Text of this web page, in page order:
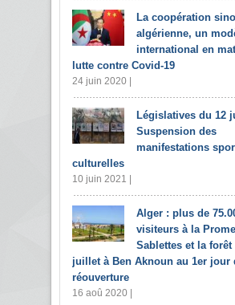
La coopération
algérienne, un
international en
lutte contre Covid-19
24 juin 2020 |
Législatives du 12
Suspension des
manifestations
culturelles
10 juin 2021 |
Alger : plus de
visiteurs à la
Sablettes et la forêt
juillet à Ben Aknoun au 1er jour
réouverture
16 aoû 2020 |